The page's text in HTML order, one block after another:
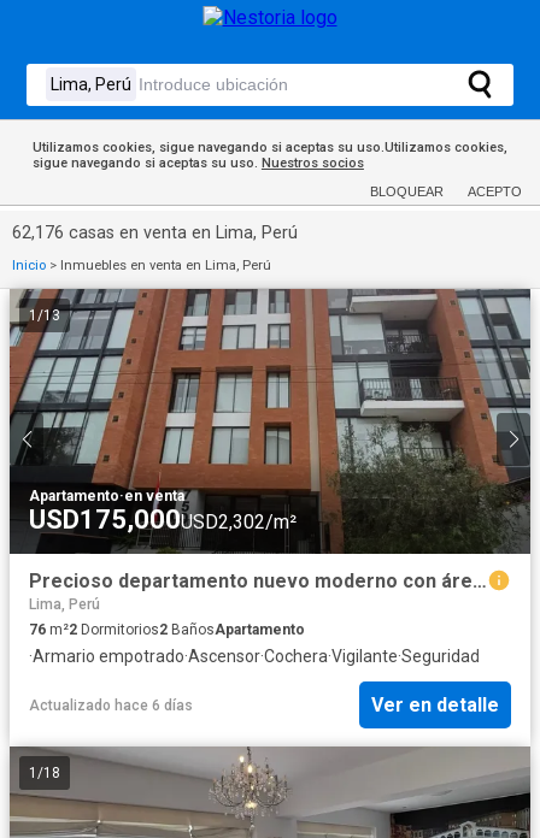
Utilizamos cookies, sigue navegando si aceptas su uso.Utilizamos cookies,
sigue navegando si aceptas su uso. Nuestros socios
BLOQUEAR ACEPTO
62,176 casas en venta en Lima, Perú
Inicio > Inmuebles en venta en Lima, Perú
1 /13
Apartamento·en venta
USD175,000USD2,302/m²
Precioso departamento nuevo moderno con áreas comunes
Lima, Perú
76 m²2 Dormitorios2 BañosApartamento
·Armario empotrado·Ascensor·Cochera·Vigilante·Seguridad
Actualizado hace 6 días Ver en detalle
1 /18